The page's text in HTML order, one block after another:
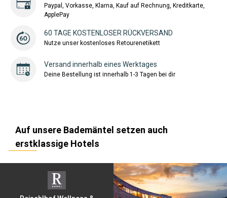
Paypal, Vorkasse, Klarna, Kauf auf Rechnung, Kreditkarte,
ApplePay
60 TAGE KOSTENLOSER RÜCKVERSAND
Nutze unser kostenloses Retourenetikett
Versand innerhalb eines Werktages
Deine Bestellung ist innerhalb 1-3 Tagen bei dir
Auf unsere Bademäntel setzen auch
erstklassige Hotels